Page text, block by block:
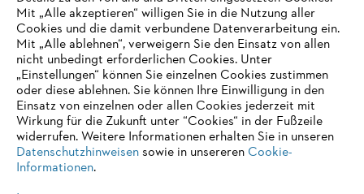
AUSZEICHNUNGEN
Mit „Alle akzeptieren“ willigen Sie in die Nutzung aller
Cookies und die damit verbundene Datenverarbeitung ein.
Mit „Alle ablehnen“, verweigern Sie den Einsatz von allen
nicht unbedingt erforderlichen Cookies. Unter
„Einstellungen“ können Sie einzelnen Cookies zustimmen
oder diese ablehnen. Sie können Ihre Einwilligung in den
Einsatz von einzelnen oder allen Cookies jederzeit mit
Wirkung für die Zukunft unter “Cookies“ in der Fußzeile
widerrufen. Weitere Informationen erhalten Sie in unseren
Datenschutzhinweisensowie in unsereren Cookie-
Informationen.